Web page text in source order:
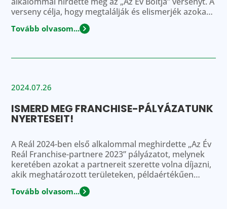
verseny célja, hogy megtalálják és elismerjék azokat
a kiskereskedelmi üzleteket – legyen az offline vagy
online bolt, kiskereskedelmi lánc, vagy éppen
Tovább olvasom...
2024.07.26
ISMERD MEG FRANCHISE-PÁLYÁZATUNK
NYERTESEIT!
A Reál 2024-ben első alkalommal meghirdette „Az Év
Reál Franchise-partnere 2023” pályázatot, melynek
keretében azokat a partnereit szerette volna díjazni,
akik meghatározott területeken, példaértékűen
végzik a tevékenységüket a hálózaton belül. A kiírás
szerint a Reál és a Reál Pont üzletek egyaránt 1-1
Tovább olvasom...